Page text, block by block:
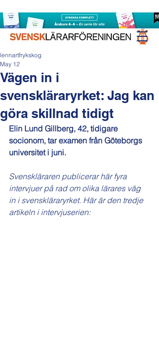
Vägen in i
svenskläraryrket: Jag kan
göra skillnad tidigt
lennartfrykskog
May 12
Elin Lund Gillberg, 42, tidigare
socionom, tar examen från Göteborgs
universitet i juni.
Svenskläraren publicerar här fyra
intervjuer på rad om olika lärares väg
in i svenskläraryrket. Här är den tredje
artikeln i intervjuserien: